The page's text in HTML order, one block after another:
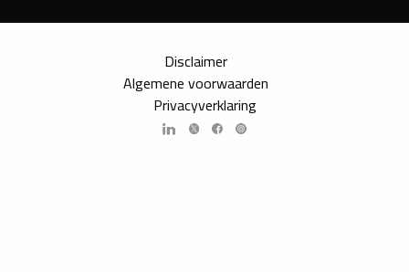
Disclaimer
Algemene voorwaarden
Privacyverklaring